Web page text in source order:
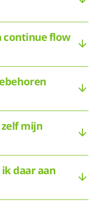
continue flow
mijn
daar aan